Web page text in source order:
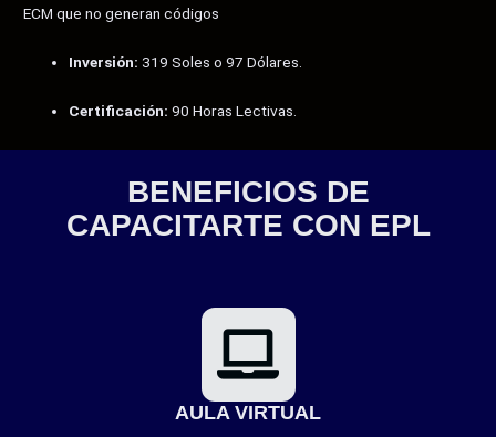
ECM que no generan códigos
Inversión: 319 Soles o 97 Dólares.
Certificación: 90 Horas Lectivas.
BENEFICIOS DE
CAPACITARTE CON EPL
AULA VIRTUAL